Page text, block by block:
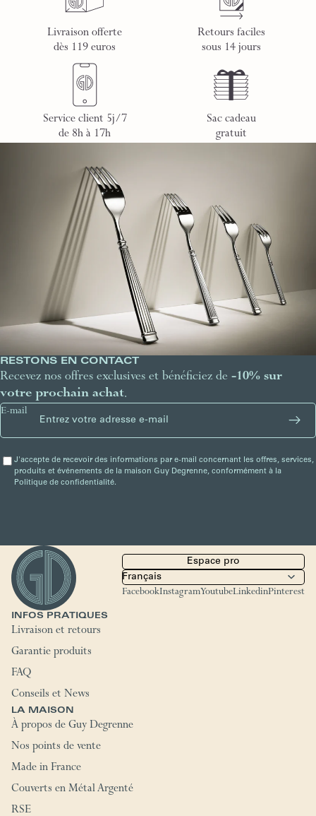
Livraison offerte
dès 119 euros
Retours faciles
sous 14 jours
Service client 5j/7
de 8h à 17h
Sac cadeau
gratuit
RESTONS EN CONTACT
Recevez nos offres exclusives et bénéficiez de -10% sur
votre prochain achat.
E-mail
J'accepte de recevoir des informations par e-mail concernant les offres, services,
produits et événements de la maison Guy Degrenne, conformément à la
Politique de confidentialité.
Espace pro
FacebookInstagramYoutubeLinkedinPinterest
INFOS PRATIQUES
Livraison et retours
Garantie produits
FAQ
Conseils et News
LA MAISON
À propos de Guy Degrenne
Nos points de vente
Made in France
Couverts en Métal Argenté
RSE